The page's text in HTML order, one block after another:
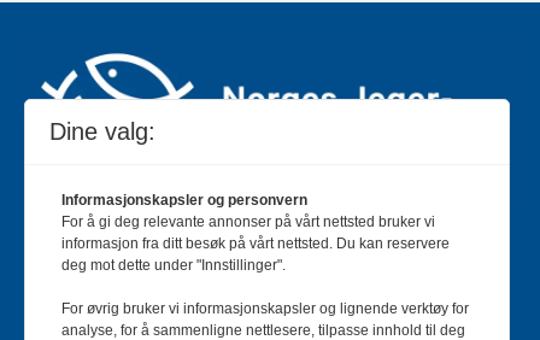
Jakt & Fiske er landets største og eldste magasin for
jakt- og fiskeinteresserte med 195 000 månedlige
Bladet er en månedlig publikasjon og utgis av Norges
Dine valg:
Informasjonskapsler og personvern
For å gi deg relevante annonser på vårt nettsted bruker vi
informasjon fra ditt besøk på vårt nettsted. Du kan reservere
deg mot dette under "Innstillinger".
For øvrig bruker vi informasjonskapsler og lignende verktøy for
analyse, for å sammenligne nettlesere, tilpasse innhold til deg